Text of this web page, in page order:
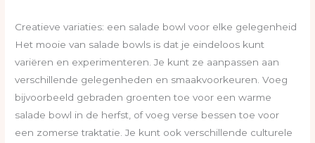
Creatieve variaties: een salade bowl voor elke gelegenheid
Het mooie van salade bowls is dat je eindeloos kunt
variëren en experimenteren. Je kunt ze aanpassen aan
verschillende gelegenheden en smaakvoorkeuren. Voeg
bijvoorbeeld gebraden groenten toe voor een warme
salade bowl in de herfst, of voeg verse bessen toe voor
een zomerse traktatie. Je kunt ook verschillende culturele